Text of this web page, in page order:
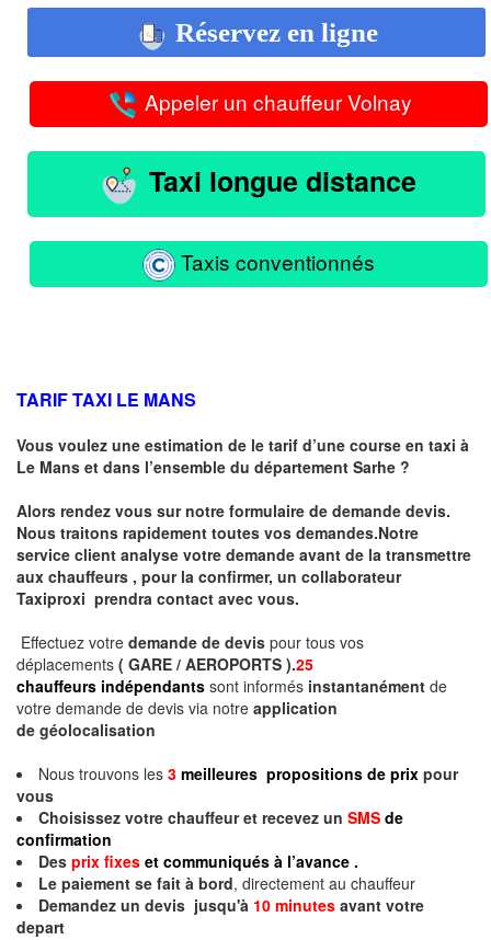
Réservez en ligne
Appeler un chauffeur Volnay
Taxi longue distance
Taxis conventionnés
TARIF TAXI LE MANS
Vous voulez une estimation de le tarif d’une course en taxi à
Le Mans et dans l’ensemble du département Sarhe ?
Alors rendez vous sur notre formulaire de demande devis.
Nous traitons rapidement toutes vos demandes.Notre
service client analyse votre demande avant de la transmettre
aux chauffeurs , pour la confirmer, un collaborateur
Taxiproxi prendra contact avec vous.
Effectuez votre demande de devis pour tous vos
déplacements ( GARE / AEROPORTS ).25
chauffeurs indépendants sont informés instantanément de
votre demande de devis via notre application
de géolocalisation
Nous trouvons les 3 meilleures propositions de prix pour
vous
Choisissez votre chauffeur et recevez un SMS de
confirmation
Des prix fixes et communiqués à l’avance .
Le paiement se fait à bord, directement au chauffeur
Demandez un devis jusqu'à 10 minutes avant votre
depart